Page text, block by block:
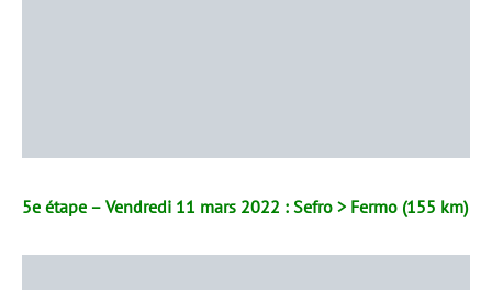
5e étape – Vendredi 11 mars 2022 : Sefro > Fermo (155 km)